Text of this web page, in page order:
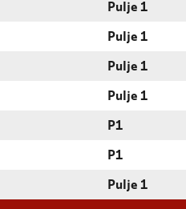
Pulje 1
Pulje 1
Pulje 1
Pulje 1
P1
P1
Pulje 1